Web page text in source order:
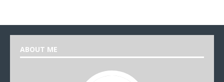
ABOUT ME